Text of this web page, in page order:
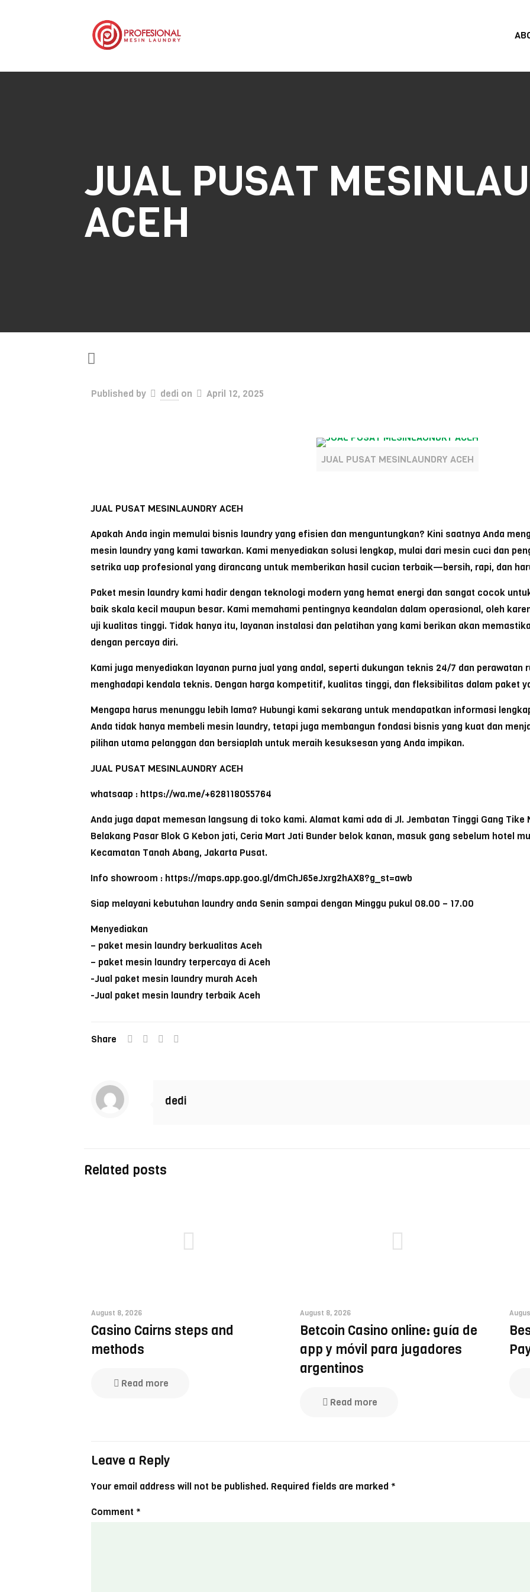
JUAL PUSAT
ACEH
Published by dedi on April 12, 2025
JUAL PUSAT MESINLAUNDRY ACEH
JUAL PUSAT MESINLAUNDRY ACEH
Apakah Anda ingin memulai bisnis laundry yang efisien dan menguntungkan? Kini saatnya Anda
mesin laundry yang kami tawarkan. Kami menyediakan solusi lengkap, mulai dari mesin cuci dan
setrika uap profesional yang dirancang untuk memberikan hasil cucian terbaik—bersih, rapi, dan
Paket mesin laundry kami hadir dengan teknologi modern yang hemat energi dan sangat cocok
baik skala kecil maupun besar. Kami memahami pentingnya keandalan dalam operasional, oleh
uji kualitas tinggi. Tidak hanya itu, layanan instalasi dan pelatihan yang kami berikan akan
dengan percaya diri.
Kami juga menyediakan layanan purna jual yang andal, seperti dukungan teknis 24/7 dan
menghadapi kendala teknis. Dengan harga kompetitif, kualitas tinggi, dan fleksibilitas dalam paket
Mengapa harus menunggu lebih lama? Hubungi kami sekarang untuk mendapatkan informasi
Anda tidak hanya membeli mesin laundry, tetapi juga membangun fondasi bisnis yang kuat dan
pilihan utama pelanggan dan bersiaplah untuk meraih kesuksesan yang Anda impikan.
JUAL PUSAT MESINLAUNDRY ACEH
whatsaap : https://wa.me/+628118055764
Anda juga dapat memesan langsung di toko kami. Alamat kami ada di Jl. Jembatan Tinggi Gang Tike
Belakang Pasar Blok G Kebon jati, Ceria Mart Jati Bunder belok kanan, masuk gang sebelum hotel
Kecamatan Tanah Abang, Jakarta Pusat.
Info showroom : https://maps.app.goo.gl/dmChJ65eJxrg2hAX8?g_st=awb
Siap melayani kebutuhan laundry anda Senin sampai dengan Minggu pukul 08.00 – 17.00
Menyediakan
– paket mesin laundry berkualitas Aceh
– paket mesin laundry terpercaya di Aceh
-Jual paket mesin laundry murah Aceh
-Jual paket mesin laundry terbaik Aceh
Share
dedi
Related posts
August 8, 2026
Casino Cairns steps and
methods
Read more
August 8, 2026
Betcoin Casino online: guía de
app y móvil para jugadores
argentinos
Read more
Leave a Reply
Your email address will not be published. Required fields are marked *
Comment *